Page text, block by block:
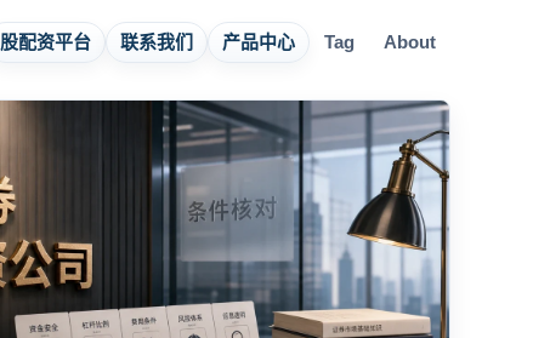
股配资平台 联系我们 产品中心 Tag About